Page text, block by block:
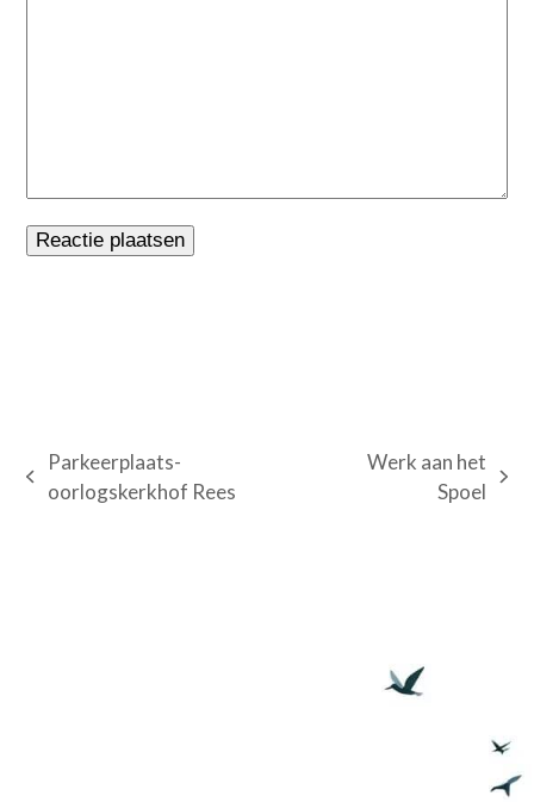
previous
Parkeerplaats-
oorlogskerkhof Rees
Werk aan het
Spoel